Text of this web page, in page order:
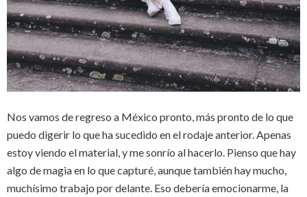
Nos vamos de regreso a México pronto, más pronto de lo que
puedo digerir lo que ha sucedido en el rodaje anterior. Apenas
estoy viendo el material, y me sonrío al hacerlo. Pienso que hay
algo de magia en lo que capturé, aunque también hay mucho,
muchísimo trabajo por delante. Eso debería emocionarme, la